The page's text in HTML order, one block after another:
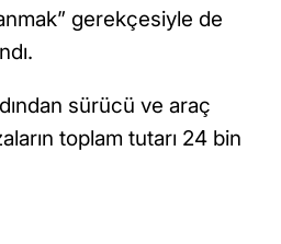
gerekçesiyle de
sürücü ve araç
toplam tutarı 24 bin